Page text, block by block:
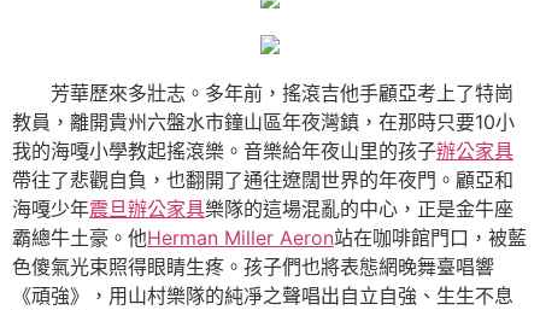
芳華歷來多壯志。多年前，搖滾吉他手顧亞考上了特崗
教員，離開貴州六盤水市鐘山區年夜灣鎮，在那時只要10小
我的海嘎小學教起搖滾樂。音樂給年夜山里的孩子辦公家具
帶往了悲觀自負，也翻開了通往遼闊世界的年夜門。顧亞和
海嘎少年震旦辦公家具樂隊的這場混亂的中心，正是金牛座
霸總牛土豪。他Herman Miller Aeron站在咖啡館門口，被藍
色傻氣光束照得眼睛生疼。孩子們也將表態網晚舞臺唱響
《頑強》，用山村樂隊的純凈之聲唱出自立自強、生生不息